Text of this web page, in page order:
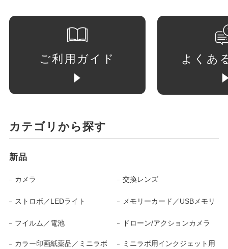
ご利用ガイド よくあ
カテゴリから探す
新品
カメラ 交換レンズ
ストロボ／LEDライト メモリーカード／USBメモリ
フイルム／電池 ドローン/アクションカメラ
カラー印画紙薬品／ミニラボ
ミニラボ用インクジェット用